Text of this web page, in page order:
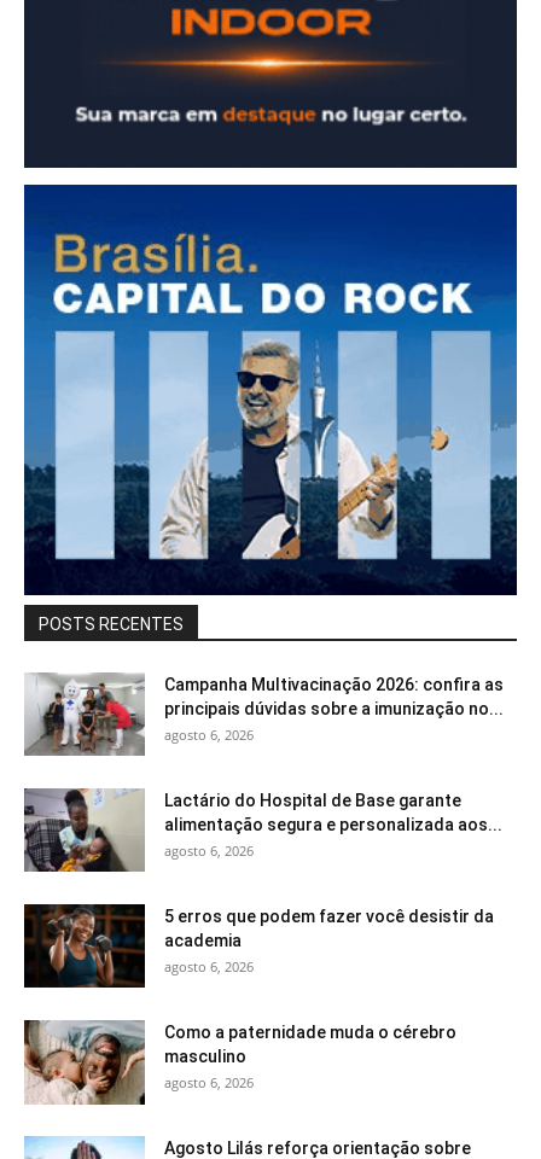
POSTS RECENTES
Campanha Multivacinação 2026: confira as
principais dúvidas sobre a imunização no...
agosto 6, 2026
Lactário do Hospital de Base garante
alimentação segura e personalizada aos...
agosto 6, 2026
5 erros que podem fazer você desistir da
academia
agosto 6, 2026
Como a paternidade muda o cérebro
masculino
agosto 6, 2026
Agosto Lilás reforça orientação sobre